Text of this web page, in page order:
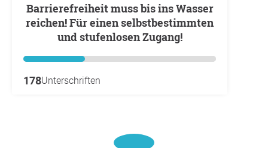
Barrierefreiheit muss bis ins Wasser
reichen! Für einen selbstbestimmten
und stufenlosen Zugang!
178Unterschriften